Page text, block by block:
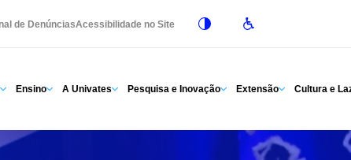
de DenúnciasAcessibilidade no Site
Ensino A Univates Pesquisa e Inovação Extensão Cultura e